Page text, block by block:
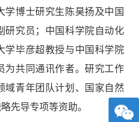
学博士研究生陈昊扬及中国
研究员；中国科学院自动化
学毕彦超教授与中国科学院
为共同通讯作者。研究工作
域青年团队计划、国家自然
先导专项等资助。